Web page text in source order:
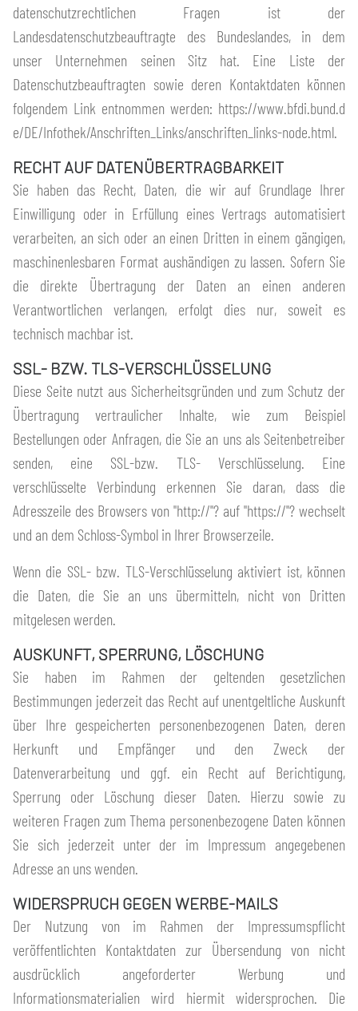
datenschutzrechtlichen Fragen ist der
Landesdatenschutzbeauftragte des Bundeslandes, in dem
unser Unternehmen seinen Sitz hat. Eine Liste der
Datenschutzbeauftragten sowie deren Kontaktdaten können
folgendem Link entnommen werden: https://www.bfdi.bund.d
e/DE/Infothek/Anschriften_Links/anschriften_links-node.html.
RECHT AUF DATENÜBERTRAGBARKEIT
Sie haben das Recht, Daten, die wir auf Grundlage Ihrer
Einwilligung oder in Erfüllung eines Vertrags automatisiert
verarbeiten, an sich oder an einen Dritten in einem gängigen,
maschinenlesbaren Format aushändigen zu lassen. Sofern Sie
die direkte Übertragung der Daten an einen anderen
Verantwortlichen verlangen, erfolgt dies nur, soweit es
technisch machbar ist.
SSL- BZW. TLS-VERSCHLÜSSELUNG
Diese Seite nutzt aus Sicherheitsgründen und zum Schutz der
Übertragung vertraulicher Inhalte, wie zum Beispiel
Bestellungen oder Anfragen, die Sie an uns als Seitenbetreiber
senden, eine SSL-bzw. TLS- Verschlüsselung. Eine
verschlüsselte Verbindung erkennen Sie daran, dass die
Adresszeile des Browsers von "http://"? auf "https://"? wechselt
und an dem Schloss-Symbol in Ihrer Browserzeile.
Wenn die SSL- bzw. TLS-Verschlüsselung aktiviert ist, können
die Daten, die Sie an uns übermitteln, nicht von Dritten
mitgelesen werden.
AUSKUNFT, SPERRUNG, LÖSCHUNG
Sie haben im Rahmen der geltenden gesetzlichen
Bestimmungen jederzeit das Recht auf unentgeltliche Auskunft
über Ihre gespeicherten personenbezogenen Daten, deren
Herkunft und Empfänger und den Zweck der
Datenverarbeitung und ggf. ein Recht auf Berichtigung,
Sperrung oder Löschung dieser Daten. Hierzu sowie zu
weiteren Fragen zum Thema personenbezogene Daten können
Sie sich jederzeit unter der im Impressum angegebenen
Adresse an uns wenden.
WIDERSPRUCH GEGEN WERBE-MAILS
Der Nutzung von im Rahmen der Impressumspflicht
veröffentlichten Kontaktdaten zur Übersendung von nicht
ausdrücklich angeforderter Werbung und
Informationsmaterialien wird hiermit widersprochen. Die